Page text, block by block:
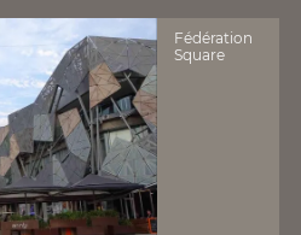
Fédération
Square